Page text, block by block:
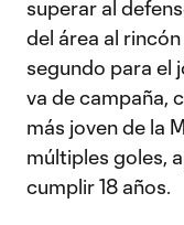
superar al
del área al
segundo para el
va de campaña,
más joven de la
múltiples goles,
cumplir 18 años.